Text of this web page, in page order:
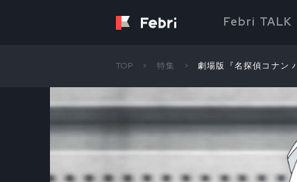
Febri TALK
TOP 特集 劇場版『名探偵コナン